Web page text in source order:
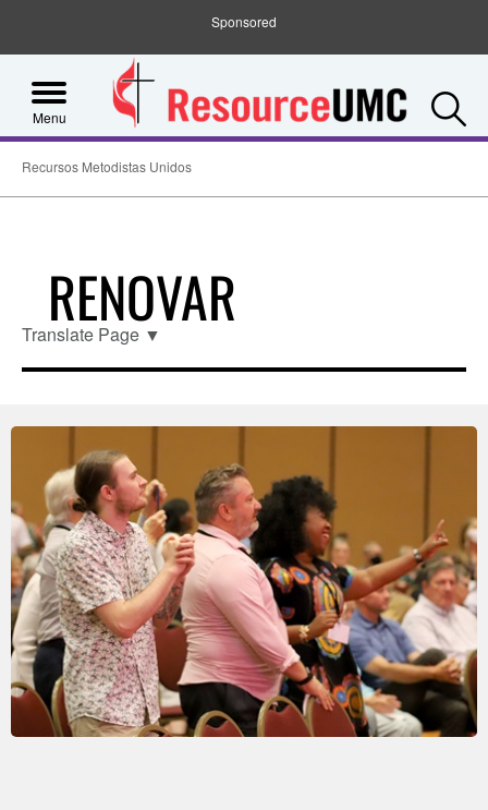
Sponsored
Menu
Recursos Metodistas Unidos
RENOVAR
Translate Page ▼